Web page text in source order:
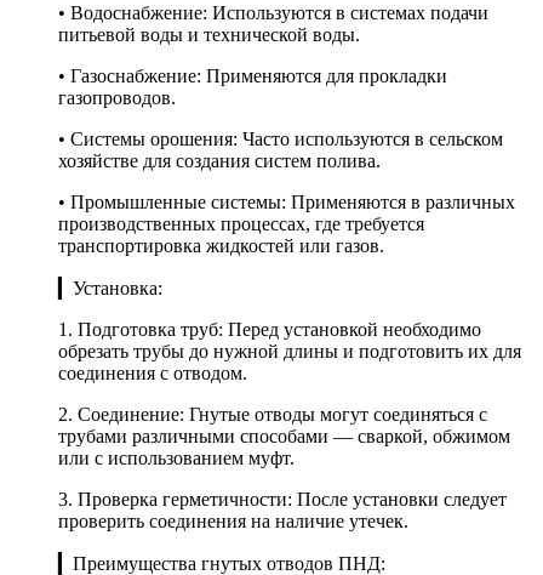
• Водоснабжение: Используются в системах подачи
питьевой воды и технической воды.
• Газоснабжение: Применяются для прокладки
газопроводов.
• Системы орошения: Часто используются в сельском
хозяйстве для создания систем полива.
• Промышленные системы: Применяются в различных
производственных процессах, где требуется
транспортировка жидкостей или газов.
▎Установка:
1. Подготовка труб: Перед установкой необходимо
обрезать трубы до нужной длины и подготовить их для
соединения с отводом.
2. Соединение: Гнутые отводы могут соединяться с
трубами различными способами — сваркой, обжимом
или с использованием муфт.
3. Проверка герметичности: После установки следует
проверить соединения на наличие утечек.
▎Преимущества гнутых отводов ПНД: